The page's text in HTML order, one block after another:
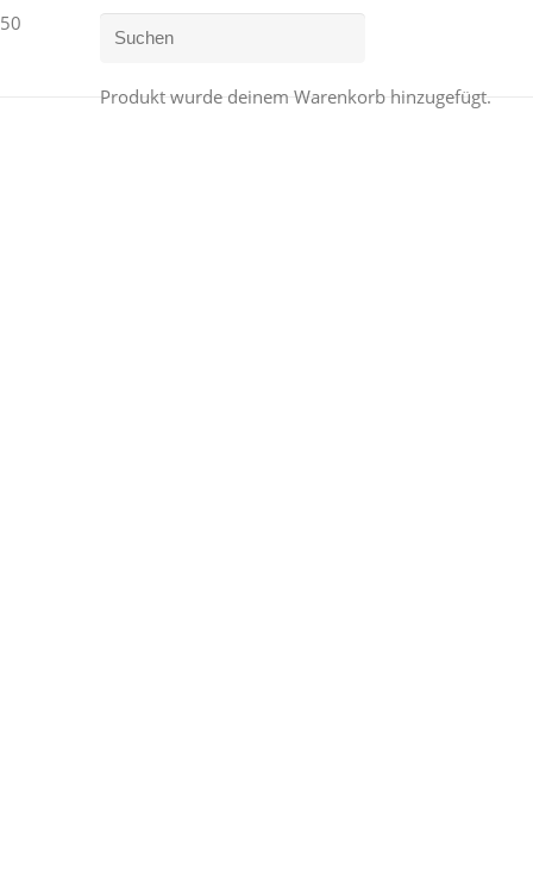
Produkt wurde deinem Warenkorb hinzugefügt.